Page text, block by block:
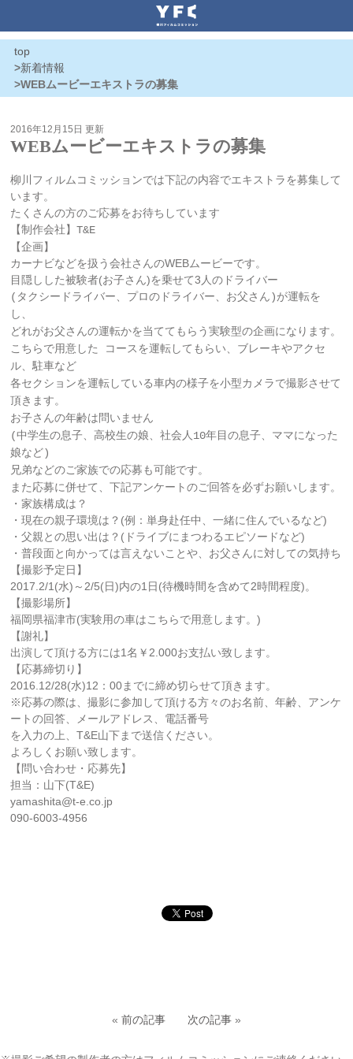
top
>新着情報
>WEBムービーエキストラの募集
2016年12月15日 更新
WEBムービーエキストラの募集
柳川フィルムコミッションでは下記の内容でエキストラを募集して
います。
たくさんの方のご応募をお待ちしています
【制作会社】T&E
【企画】
カーナビなどを扱う会社さんのWEBムービーです。
目隠しした被験者(お子さん)を乗せて3人のドライバー
(タクシードライバー、プロのドライバー、お父さん)が運転を
し、
どれがお父さんの運転かを当ててもらう実験型の企画になります。
こちらで用意した コースを運転してもらい、ブレーキやアクセ
ル、駐車など
各セクションを運転している車内の様子を小型カメラで撮影させて
頂きます。
お子さんの年齢は問いません
(中学生の息子、高校生の娘、社会人10年目の息子、ママになった
娘など)
兄弟などのご家族での応募も可能です。
また応募に併せて、下記アンケートのご回答を必ずお願いします。
・家族構成は？
・現在の親子環境は？(例：単身赴任中、一緒に住んでいるなど)
・父親との思い出は？(ドライブにまつわるエピソードなど)
・普段面と向かっては言えないことや、お父さんに対しての気持ち
【撮影予定日】
2017.2/1(水)～2/5(日)内の1日(待機時間を含めて2時間程度)。
【撮影場所】
福岡県福津市(実験用の車はこちらで用意します。)
【謝礼】
出演して頂ける方には1名￥2.000お支払い致します。
【応募締切り】
2016.12/28(水)12：00までに締め切らせて頂きます。
※応募の際は、撮影に参加して頂ける方々のお名前、年齢、アンケ
ートの回答、メールアドレス、電話番号
を入力の上、T&E山下まで送信ください。
よろしくお願い致します。
【問い合わせ・応募先】
担当：山下(T&E)
yamashita@t-e.co.jp
090-6003-4956
« 前の記事 次の記事»